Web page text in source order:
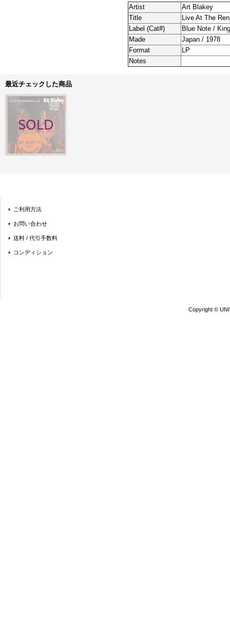
Artist
Art Blakey
Title
Live At The
Label (Cat#)
Blue Note /
Made
Japan / 1978
Format
LP
Notes
最近チェックした商品
ご利用方法
お問い合わせ
送料 / 代引手数料
コンディション
Copyright ©